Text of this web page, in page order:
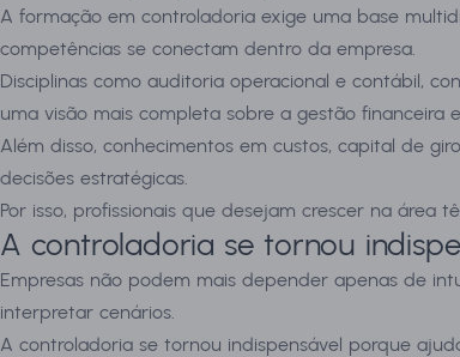
A formação em controladoria exige uma base
competências se conectam dentro da empresa.
Disciplinas como auditoria operacional e contábil,
uma visão mais completa sobre a gestão financeira
Além disso, conhecimentos em custos, capital de
decisões estratégicas.
Por isso, profissionais que desejam crescer na área
A controladoria se tornou
Empresas não podem mais depender apenas de
interpretar cenários.
A controladoria se tornou indispensável porque